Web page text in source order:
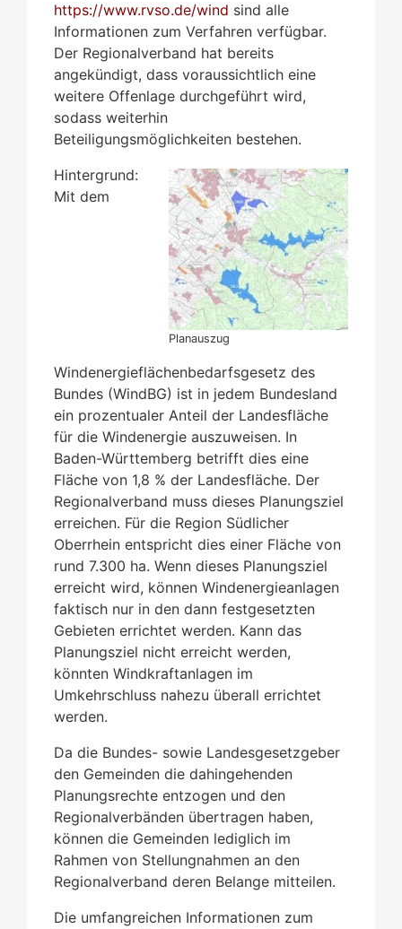
https://www.rvso.de/wind sind alle
Informationen zum Verfahren verfügbar.
Der Regionalverband hat bereits
angekündigt, dass voraussichtlich eine
weitere Offenlage durchgeführt wird,
sodass weiterhin
Beteiligungsmöglichkeiten bestehen.
Planauszug
Hintergrund:
Mit dem
Windenergieflächenbedarfsgesetz des
Bundes (WindBG) ist in jedem Bundesland
ein prozentualer Anteil der Landesfläche
für die Windenergie auszuweisen. In
Baden-Württemberg betrifft dies eine
Fläche von 1,8 % der Landesfläche. Der
Regionalverband muss dieses Planungsziel
erreichen. Für die Region Südlicher
Oberrhein entspricht dies einer Fläche von
rund 7.300 ha. Wenn dieses Planungsziel
erreicht wird, können Windenergieanlagen
faktisch nur in den dann festgesetzten
Gebieten errichtet werden. Kann das
Planungsziel nicht erreicht werden,
könnten Windkraftanlagen im
Umkehrschluss nahezu überall errichtet
werden.
Da die Bundes- sowie Landesgesetzgeber
den Gemeinden die dahingehenden
Planungsrechte entzogen und den
Regionalverbänden übertragen haben,
können die Gemeinden lediglich im
Rahmen von Stellungnahmen an den
Regionalverband deren Belange mitteilen.
Die umfangreichen Informationen zum